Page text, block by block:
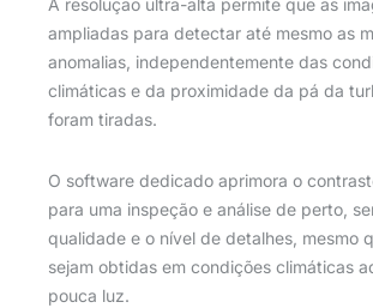
A resolução ultra-alta permite que as
ampliadas para detectar até mesmo as
anomalias, independentemente das
climáticas e da proximidade da pá da
foram tiradas.
O software dedicado aprimora o
para uma inspeção e análise de perto,
qualidade e o nível de detalhes, mesmo
sejam obtidas em condições climáticas
pouca luz.